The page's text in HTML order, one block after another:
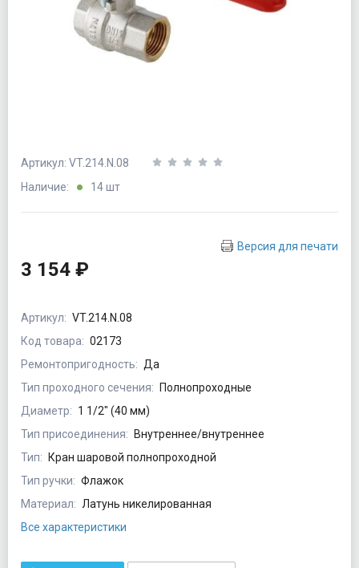
Артикул: VT.214.N.08
Наличие:
14 шт
Версия для печати
3 154 ₽
Артикул: VT.214.N.08
Код товара: 02173
Ремонтопригодность: Да
Тип проходного сечения:
Полнопроходные
Диаметр: 1 1/2" (40 мм)
Тип присоединения:
Внутреннее/внутреннее
Тип:
Кран шаровой полнопроходной
Тип ручки: Флажок
Материал: Латунь никелированная
Все характеристики